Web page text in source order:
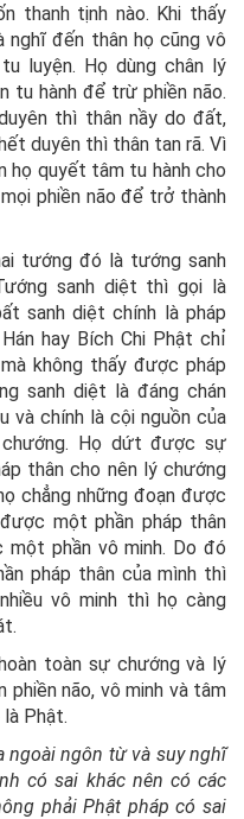
thanh tịnh nào. Khi thấy
nghĩ đến thân họ cũng vô
luyện. Họ dùng chân lý
tu hành để trừ phiền não.
thì thân nầy do đất,
duyên thì thân tan rã. Vì
họ quyết tâm tu hành cho
phiền não để trở thành
tướng đó là tướng sanh
sanh diệt thì gọi là
sanh diệt chính là pháp
hay Bích Chi Phật chỉ
không thấy được pháp
sanh diệt là đáng chán
và chính là cội nguồn của
Họ dứt được sự
thân cho nên lý chướng
chẳng những đoạn được
một phần pháp thân
phần vô minh. Do đó
pháp thân của mình thì
vô minh thì họ càng
toàn sự chướng và lý
não, vô minh và tâm
Phật.
ngoài ngôn từ và suy nghĩ
có sai khác nên có các
phải Phật pháp có sai